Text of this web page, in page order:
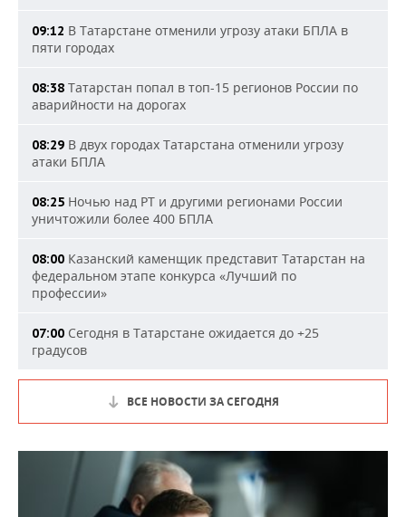
09:12 В Татарстане отменили угрозу атаки БПЛА в
пяти городах
08:38 Татарстан попал в топ-15 регионов России по
аварийности на дорогах
08:29 В двух городах Татарстана отменили угрозу
атаки БПЛА
08:25 Ночью над РТ и другими регионами России
уничтожили более 400 БПЛА
08:00 Казанский каменщик представит Татарстан на
федеральном этапе конкурса «Лучший по
профессии»
07:00 Сегодня в Татарстане ожидается до +25
градусов
ВСЕ НОВОСТИ ЗА СЕГОДНЯ